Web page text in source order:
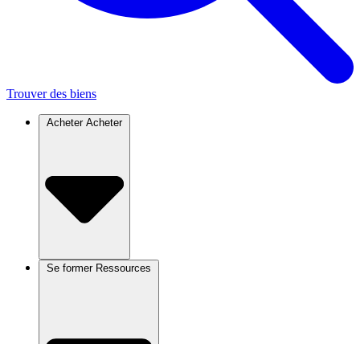
Trouver des biens
Acheter Acheter
Se former